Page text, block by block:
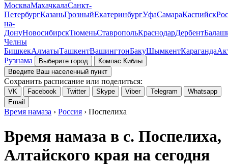
МоскваМахачкалаСанкт-
ПетербургКазаньГрозныйЕкатеринбургУфаСамараКаспийск
на-
ДонуНовосибирскТюменьСтавропольКраснодарДербент
Челны
БишкекАлматыТашкентВашингтонБакуШымкентКараганда
Рузнама
Выберите город
Компас Киблы
Введите Ваш населенный пункт
Сохранить расписание или поделиться:
VK Facebook Twitter Skype Viber Telegram
Whatsapp
Email
Время намаза › Россия › Поспелиха
Время намаза в с. Поспелиха,
Алтайского края на сегодня